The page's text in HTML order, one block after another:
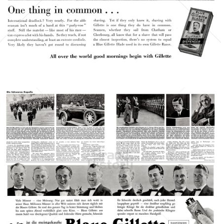
Gillette Gillette-Gruppe Österreich GmbH 1958